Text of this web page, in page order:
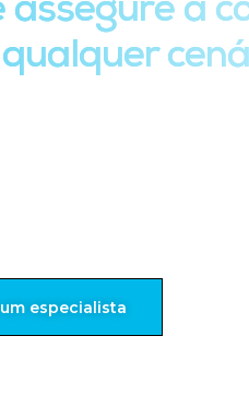
assegure a
especialista